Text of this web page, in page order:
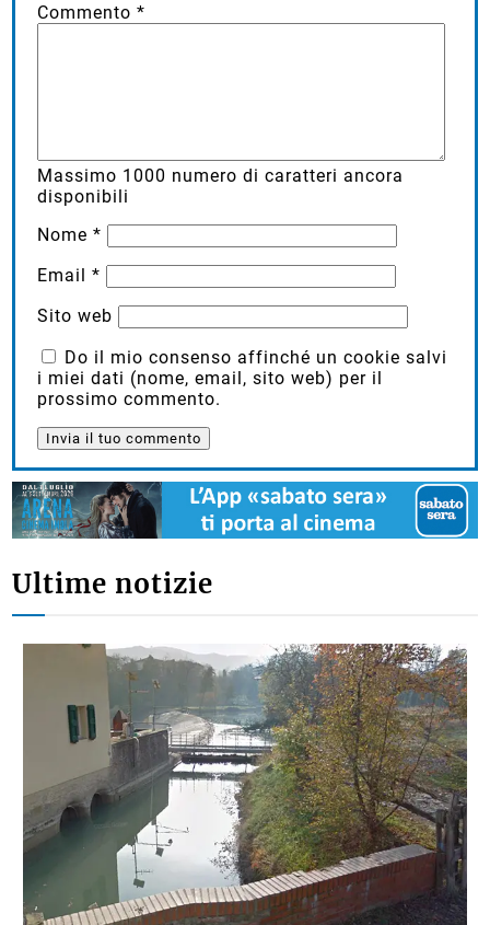
Commento*
Massimo 1000 numero di caratteri ancora
disponibili
Nome*
Email*
Sito web
Do il mio consenso affinché un cookie salvi
i miei dati (nome, email, sito web) per il
prossimo commento.
Ultime notizie